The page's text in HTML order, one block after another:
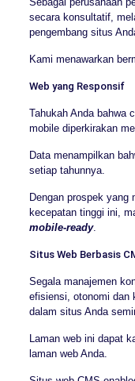
secara konsultatif,
pengembang situs
Kami menawarkan
Web yang Responsif
Tahukah Anda bahwa
mobile diperkirakan
Data menampilkan
setiap tahunnya.
Dengan prospek yang
kecepatan tinggi ini,
mobile-ready.
Situs Web Berbasis
Segala manajemen
efisiensi, otonomi dan
dalam situs Anda
Laman web ini dapat
laman web Anda.